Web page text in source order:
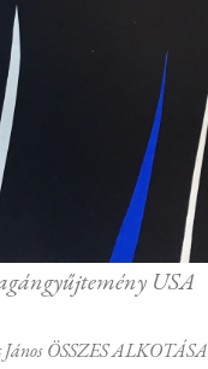
USA
ÖSSZES ALKOTÁSA